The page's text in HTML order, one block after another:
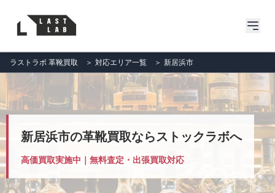
ラストラボ 革靴買取 ＞ 対応エリア一覧 ＞ 新居浜市
新居浜市の革靴買取ならストックラボへ
高価買取実施中｜無料査定・出張買取対応